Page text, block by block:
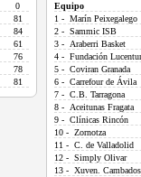
0
81
84
61
76
78
81
Equipo
1 - Marín Peixegalego
2 - Sammic ISB
3 - Araberri Basket
4 - Fundación
5 - Coviran Granada
6 - Carrefour de Ávila
7 - C.B. Tarragona
8 - Aceitunas Fragata
9 - Clínicas Rincón
10 - Zornotza
11 - C. de Valladolid
12 - Simply Olivar
13 - Xuven. Cambados